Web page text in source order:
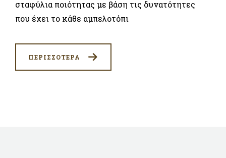
σταφύλια ποιότητας με βάση τις δυνατότητες
που έχει το κάθε αμπελοτόπι
ΠΕΡΙΣΣΟΤΕΡΑ